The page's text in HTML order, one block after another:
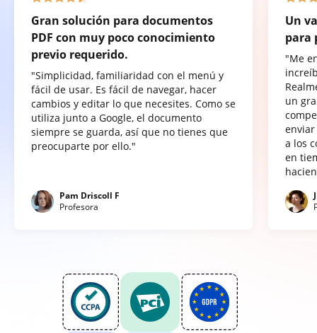
Gran solución para documentos
PDF con muy poco conocimiento
previo requerido.
"Simplicidad, familiaridad con el menú y
fácil de usar. Es fácil de navegar, hacer
cambios y editar lo que necesites. Como se
utiliza junto a Google, el documento
siempre se guarda, así que no tienes que
preocuparte por ello."
Pam Driscoll F
Profesora
Un
para
"Me
un
a los
en